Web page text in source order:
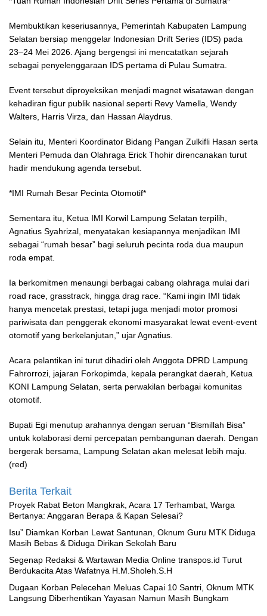
Membuktikan keseriusannya, Pemerintah Kabupaten Lampung
Selatan bersiap menggelar Indonesian Drift Series (IDS) pada
23–24 Mei 2026. Ajang bergengsi ini mencatatkan sejarah
sebagai penyelenggaraan IDS pertama di Pulau Sumatra.
Event tersebut diproyeksikan menjadi magnet wisatawan dengan
kehadiran figur publik nasional seperti Revy Vamella, Wendy
Walters, Harris Virza, dan Hassan Alaydrus.
Selain itu, Menteri Koordinator Bidang Pangan Zulkifli Hasan serta
Menteri Pemuda dan Olahraga Erick Thohir direncanakan turut
hadir mendukung agenda tersebut.
*IMI Rumah Besar Pecinta Otomotif*
Sementara itu, Ketua IMI Korwil Lampung Selatan terpilih,
Agnatius Syahrizal, menyatakan kesiapannya menjadikan IMI
sebagai “rumah besar” bagi seluruh pecinta roda dua maupun
roda empat.
Ia berkomitmen menaungi berbagai cabang olahraga mulai dari
road race, grasstrack, hingga drag race. “Kami ingin IMI tidak
hanya mencetak prestasi, tetapi juga menjadi motor promosi
pariwisata dan penggerak ekonomi masyarakat lewat event-event
otomotif yang berkelanjutan,” ujar Agnatius.
Acara pelantikan ini turut dihadiri oleh Anggota DPRD Lampung
Fahrorrozi, jajaran Forkopimda, kepala perangkat daerah, Ketua
KONI Lampung Selatan, serta perwakilan berbagai komunitas
otomotif.
Bupati Egi menutup arahannya dengan seruan “Bismillah Bisa”
untuk kolaborasi demi percepatan pembangunan daerah. Dengan
bergerak bersama, Lampung Selatan akan melesat lebih maju.
(red)
Berita Terkait
Proyek Rabat Beton Mangkrak, Acara 17 Terhambat, Warga
Bertanya: Anggaran Berapa & Kapan Selesai?
‎Isu” Diamkan Korban Lewat Santunan, Oknum Guru MTK Diduga
Masih Bebas & Diduga Dirikan Sekolah Baru
Segenap Redaksi & Wartawan Media Online transpos.id Turut
Berdukacita Atas Wafatnya H.M.Sholeh.S.H
‎Dugaan Korban Pelecehan Meluas Capai 10 Santri, Oknum MTK
Langsung Diberhentikan Yayasan Namun Masih Bungkam